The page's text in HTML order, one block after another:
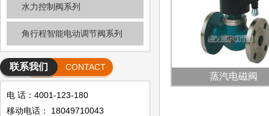
水力控制阀系列
角行程智能电动调节阀系列
联系我们 CONTACT
电 话：4001-123-180
移动电话： 18049710043
蒸汽电磁阀